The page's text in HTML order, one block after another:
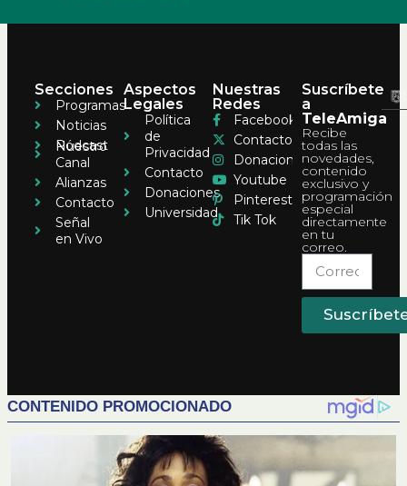
Secciones
Programas
Noticias
Pódcast
Nuestro
Canal
Alianzas
Contacto
Señal
en Vivo
Aspectos
Legales
Política
de
Privacidad
Contacto
Donaciones
Universidad
Nuestras
Redes
Facebook
Contacto
Donaciones
Youtube
Pinterest
Tik Tok
Suscríbete
a
TeleAmiga
Recibe
todas las
novedades,
contenido
exclusivo y
programación
especial
directamente
en tu
correo.